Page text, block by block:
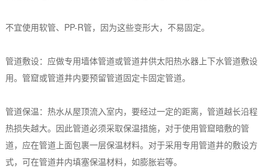
不宜使用软管、PP-R管，因为这些变形大，不易固定。
管道敷设：应做专用墙体管道或管道井供太阳热水器上下水管道敷设
用。管窟或管道井内要预留管道固定卡固定管道。
管道保温：热水从屋顶流入室内，要经过一定的距离，管道越长沿程
热损失越大。因此管道必须采取保温措施，对于使用管窟暗敷的管
道，应在管道上面包裹一层保温材料。对于采用专用管道井的敷设方
式，可在管道井内填塞保温材料，如膨胀岩等。